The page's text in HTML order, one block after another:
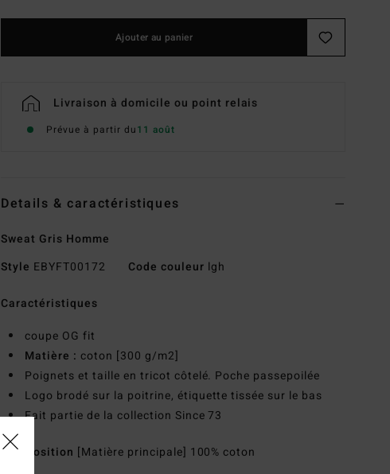
Ajouter au panier
Livraison à domicile ou point relais
Prévue à partir du11 août
Details & caractéristiques
Sweat Gris Homme
Style EBYFT00172 Code couleur lgh
Caractéristiques
coupe OG fit
Matière : coton [300 g/m2]
Poignets et taille en tricot côtelé. Poche passepoilée
Logo brodé sur la poitrine, étiquette tissée sur le bas
Fait partie de la collection Since 73
Composition [Matière principale] 100% coton